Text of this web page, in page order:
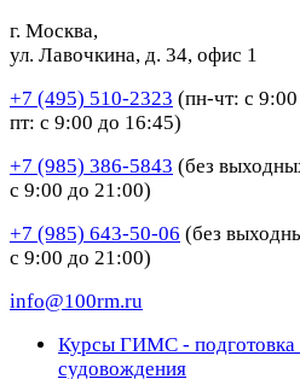
г. Москва,
ул. Лавочкина, д. 34, офис 1
+7 (495) 510-2323 (пн-чт: с
пт: с 9:00 до 16:45)
+7 (985) 386-5843 (без
с 9:00 до 21:00)
+7 (985) 643-50-06 (без
с 9:00 до 21:00)
info@100rm.ru
Курсы ГИМС - подготовка
судовождения